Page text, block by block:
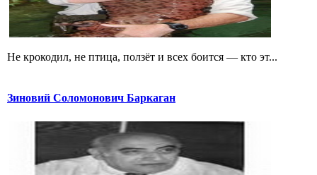
Не крокодил, не птица, ползёт и всех боится — кто эт...
Зиновий Соломонович Баркаган